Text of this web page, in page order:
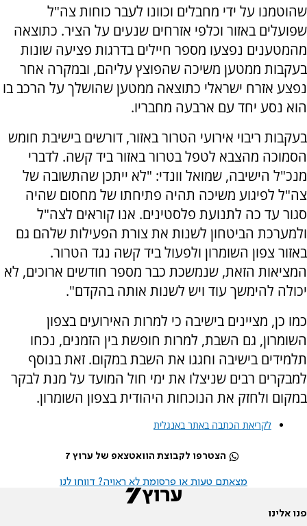
שהוטמנו על ידי מחבלים וכוונו לעבר כוחות צה"ל
שפועלים באזור וכלפי אזרחים שנעים על הציר. כתוצאה
מהמטענים נפצעו מספר חיילים בדרגות פציעה שונות
בעקבות ממטען משיכה שהפוצץ עליהם, ובמקרה אחר
נפצע אזרח ישראלי כתוצאה ממטען שהושלך על הרכב בו
הוא נסע יחד עם ארבעה מחבריו.
בעקבות ריבוי אירועי הטרור באזור, דורשים בישיבת חומש
הסמוכה מהצבא לטפל בטרור באזור ביד קשה. לדברי
מנכ"ל הישיבה, שמואל וונדי: "לא ייתכן שהתשובה של
צה"ל לפיגוע משיכה תהיה פתיחתו של מחסום שהיה
סגור עד כה לתנועת פלסטינים. אנו קוראים לצה"ל
ולמערכת הביטחון לשנות את צורת הפעילות שלהם גם
באזור צפון השומרון ולפעול ביד קשה נגד הטרור.
המציאות הזאת, שנמשכת כבר מספר חודשים ארוכים, לא
יכולה להימשך עוד ויש לשנות אותה בהקדם".
כמו כן, מציינים בישיבה כי למרות האירועים בצפון
השומרון, גם השבת, למרות חופשת בין הזמנים, נכחו
תלמידים בישיבה וחגגו את השבת במקום. זאת בנוסף
למבקרים רבים שניצלו את ימי חול המועד על מנת לבקר
במקום ולחזק את הנוכחות היהודית בצפון השומרון.
לקריאת הכתבה באתר באנגלית
הצטרפו לקבוצת הוואטצאפ של ערוץ 7
מצאתם טעות או פרסומת לא ראויה? דווחו לנו
פנו אלינו